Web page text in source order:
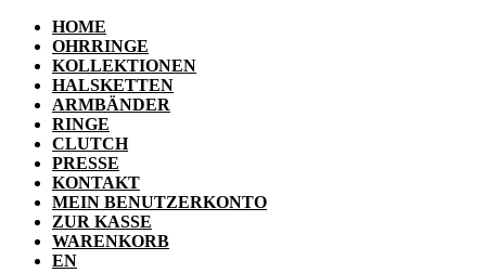
HOME
OHRRINGE
KOLLEKTIONEN
HALSKETTEN
ARMBÄNDER
RINGE
CLUTCH
PRESSE
KONTAKT
MEIN BENUTZERKONTO
ZUR KASSE
WARENKORB
EN